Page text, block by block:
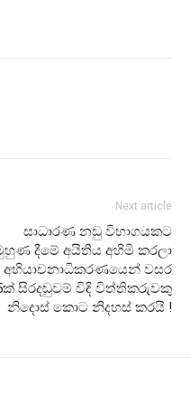
Next article
සාධාරණ නඩු විභාගයකට
දීමේ අයිතිය අහිමි කරලා
අභියාචනාධිකරණයෙන් වසර
සිරදඬුවම් විඳි විත්තිකරුවකු
නිදොස් කොට නිදහස් කරයි !